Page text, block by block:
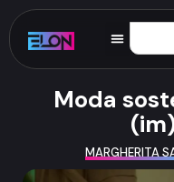
Moda
MARGHERITA